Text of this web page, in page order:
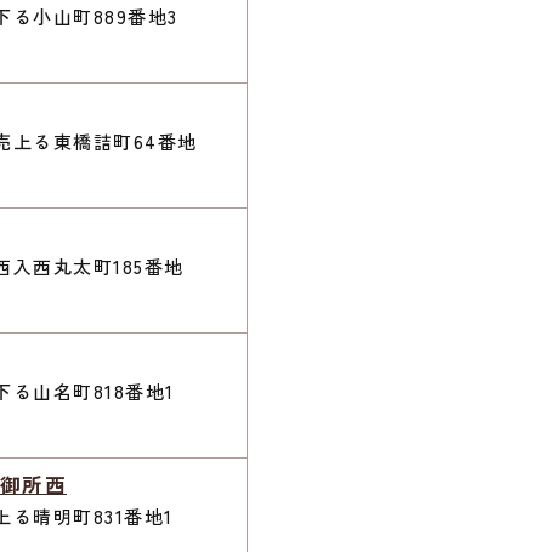
る小山町889番地3
上る東橋詰町64番地
入西丸太町185番地
る山名町818番地1
所西
晴明町831番地1